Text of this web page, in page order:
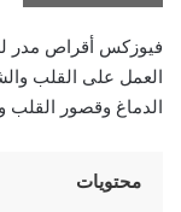
فيوزكس أقراص مدر
العمل على القلب
الدماغ وقصور القلب
محتويات